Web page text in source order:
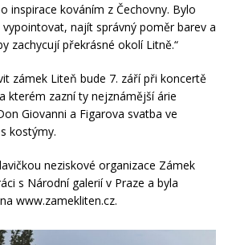
inspirace kováním z Čechovny. Bylo
najít správný poměr barev a
zachycují překrásné okolí Litně.“
zámek Liteň bude 7. září při koncertě
kterém zazní ty nejznámější árie
Giovanni a Figarova svatba ve
kostýmy.
neziskové organizace Zámek
s Národní galerií v Praze a byla
www.zamekliten.cz.